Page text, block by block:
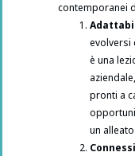
contemporanei
evolversi
è una
pronti a
un alleato.